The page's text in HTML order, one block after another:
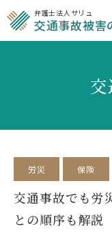
弁護士法人サリュ
交通事故被害
労災 保険
交通事故でも労
との順序も解説